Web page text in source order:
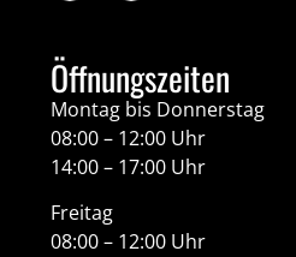
Öffnungszeiten
Montag bis Donnerstag
08:00 – 12:00 Uhr
14:00 – 17:00 Uhr
Freitag
08:00 – 12:00 Uhr